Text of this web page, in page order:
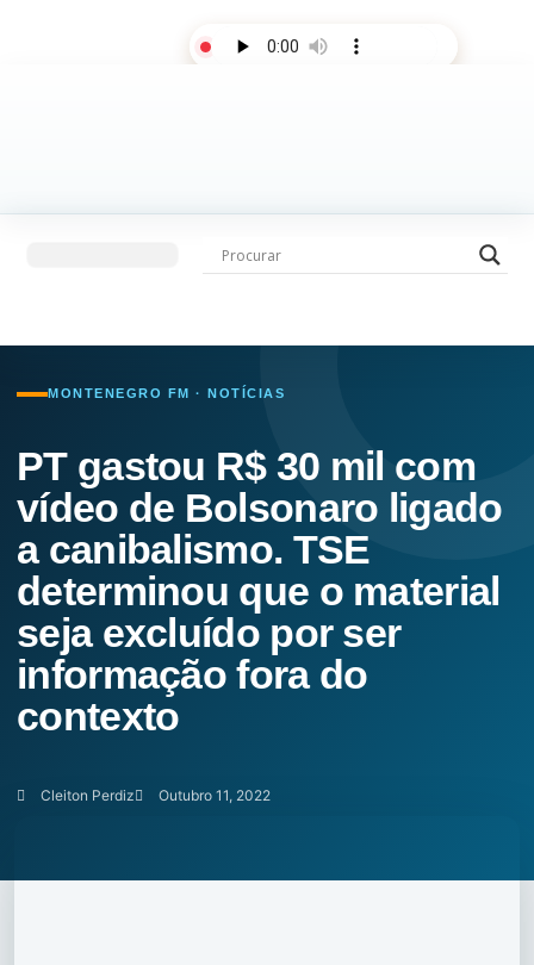
MONTENEGRO FM · NOTÍCIAS
PT gastou R$ 30 mil com
vídeo de Bolsonaro ligado
a canibalismo. TSE
determinou que o material
seja excluído por ser
informação fora do
contexto
Cleiton Perdiz Outubro 11, 2022